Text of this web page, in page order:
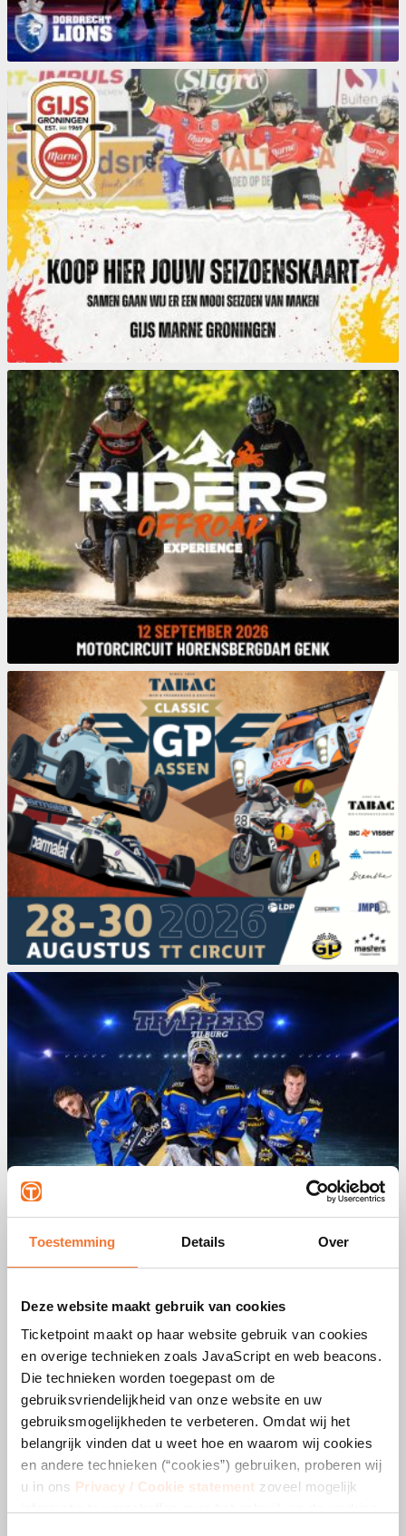
Toestemming Details Over
Deze website maakt gebruik van cookies
Ticketpoint maakt op haar website gebruik van cookies
en overige technieken zoals JavaScript en web beacons.
Die technieken worden toegepast om de
gebruiksvriendelijkheid van onze website en uw
gebruiksmogelijkheden te verbeteren. Omdat wij het
belangrijk vinden dat u weet hoe en waarom wij cookies
en andere technieken (“cookies”) gebruiken, proberen wij
u in ons Privacy / Cookie statement zoveel mogelijk